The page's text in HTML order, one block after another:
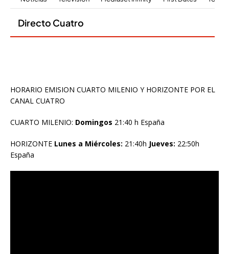
HORARIO EMISION CUARTO MILENIO Y HORIZONTE POR EL
CANAL CUATRO
CUARTO MILENIO: Domingos 21:40 h España
HORIZONTE Lunes a Miércoles: 21:40h Jueves: 22:50h
España